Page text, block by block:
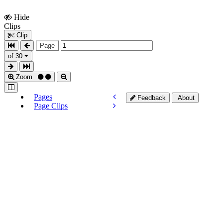
Hide
Clips
Clip
Page
of 30
Zoom
Pages
Page Clips
Feedback About